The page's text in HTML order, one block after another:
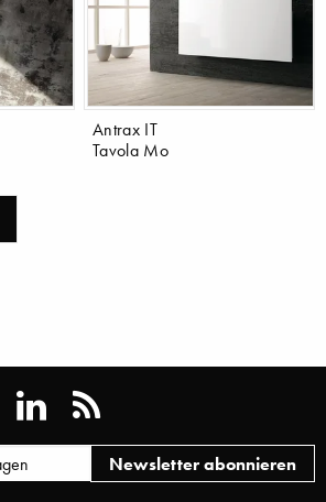
Antrax IT
Tavola Mo